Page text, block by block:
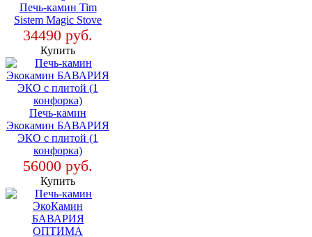
Печь-камин Tim
Sistem Magic Stove
34490 руб.
Купить
Печь-камин
Экокамин БАВАРИЯ
ЭКО с плитой (1
конфорка)
56000 руб.
Купить